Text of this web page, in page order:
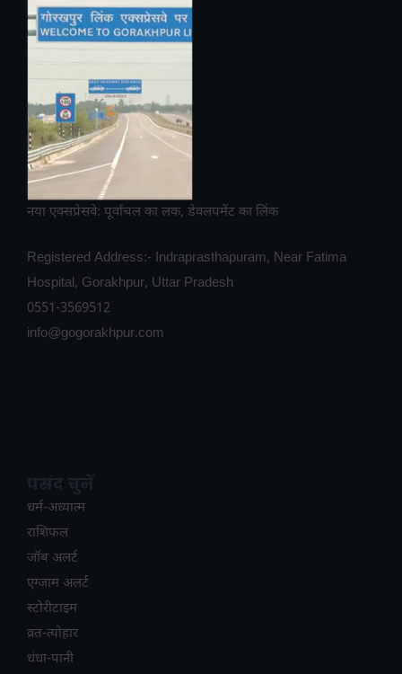
नया एक्सप्रेसवे: पूर्वांचल का लक, डेवलपमेंट का लिंक
Registered Address:- Indraprasthapuram, Near Fatima
Hospital, Gorakhpur, Uttar Pradesh
0551-3569512
info@gogorakhpur.com
धर्म-अध्यात्म
राशिफल
जॉब अलर्ट
एग्जाम अलर्ट
स्टोरीटाइम
व्रत-त्योहार
धंधा-पानी